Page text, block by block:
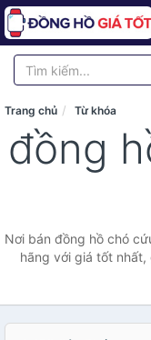
Trang chủ Từ khóa
đồng
Nơi bán đồng hồ chó
hãng với giá tốt nhất,